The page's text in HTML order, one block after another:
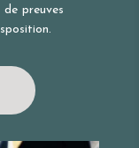
preuves